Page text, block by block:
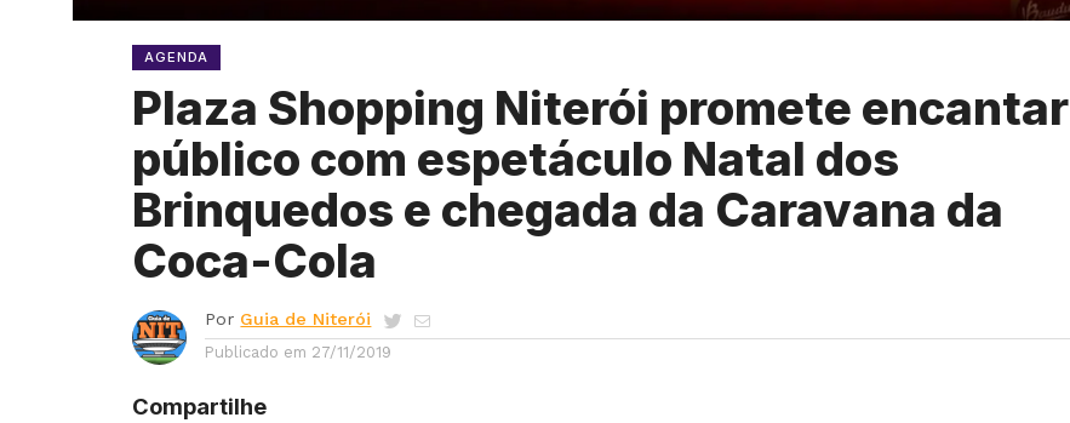
AGENDA
Plaza Shopping Niterói promete encantar
público com espetáculo Natal dos
Brinquedos e chegada da Caravana da
Coca-Cola
Por Guia de Niterói
Publicado em 27/11/2019
Compartilhe